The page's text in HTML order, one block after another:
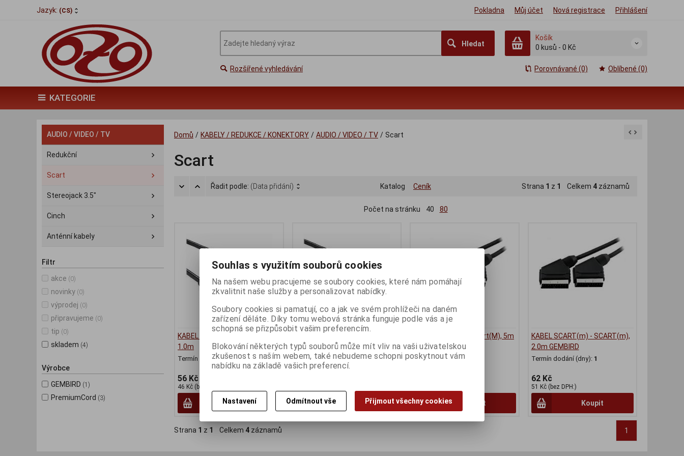
Jazyk: (CS) Pokladna Můj účet Nová registrace Přihlášení
Hledat
Košík
0 kusů - 0 Kč
Rozšířené vyhledávání Porovnávané (0) Oblíbené (0)
KATEGORIE
AUDIO / VIDEO / TV
Redukční
Scart
Stereojack 3.5"
Cinch
Anténní kabely
Filtr
akce (0)
novinky (0)
výprodej (0)
připravujeme (0)
tip (0)
skladem (4)
Výrobce
GEMBIRD (1)
PremiumCord (3)
Domů / KABELY / REDUKCE / KONEKTORY / AUDIO / VIDEO / TV / Scart
Scart
Řadit podle: (Data přidání) Katalog Ceník Strana 1 z 1 Celkem 4 záznamů
Počet na stránku 40 80
KABEL SCART(m) - SCART(m),
1.0m
Termín dodání (dny):7
56 Kč
46 Kč (bez DPH:)
Koupit
3.0m
Termín dodání (dny):7
Koupit
KABEL Scart(M) - Scart(M), 5m
Termín dodání (dny):
Koupit
KABEL SCART(m) - SCART(m),
2.0m GEMBIRD
Termín dodání (dny): 1
62 Kč
51 Kč (bez DPH:)
Koupit
Strana 1 z 1 Celkem 4 záznamů 1
Souhlas s využitím souborů cookies
Na našem webu pracujeme se soubory cookies, které nám pomáhají
zkvalitnit naše služby a personalizovat nabídky.
Soubory cookies si pamatují, co a jak ve svém prohlížeči na daném
zařízení děláte. Díky tomu webová stránka funguje podle vás a je
schopná se přizpůsobit vašim preferencím.
Blokování některých typů souborů může mít vliv na vaši uživatelskou
zkušenost s naším webem, také nebudeme schopni poskytnout vám
nabídku na základě vašich preferencí.
Nastavení Odmítnout vše Přijmout všechny cookies